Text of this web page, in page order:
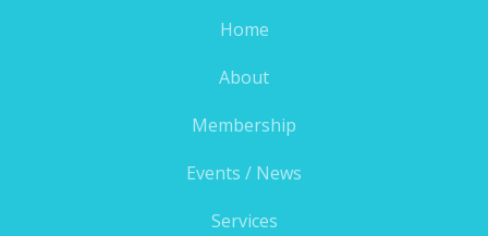
Home
About
Membership
Events / News
Services